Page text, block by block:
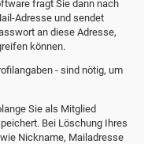
fragt Sie dann nach
Adresse und sendet
an diese Adresse,
können.
- sind nötig, um
Sie als Mitglied
Bei Löschung Ihres
Nickname, Mailadresse